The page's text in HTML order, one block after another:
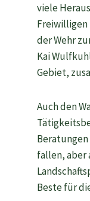
viele
Freiwilligen
der Wehr
Kai
Gebiet,
Auch den
fallen, aber
Beste für